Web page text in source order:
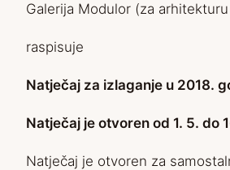
Galerija Modulor (za
raspisuje
Natječaj za izlaganje u 2018.
Natječaj je otvoren od 1. 5. do
Natječaj je otvoren za